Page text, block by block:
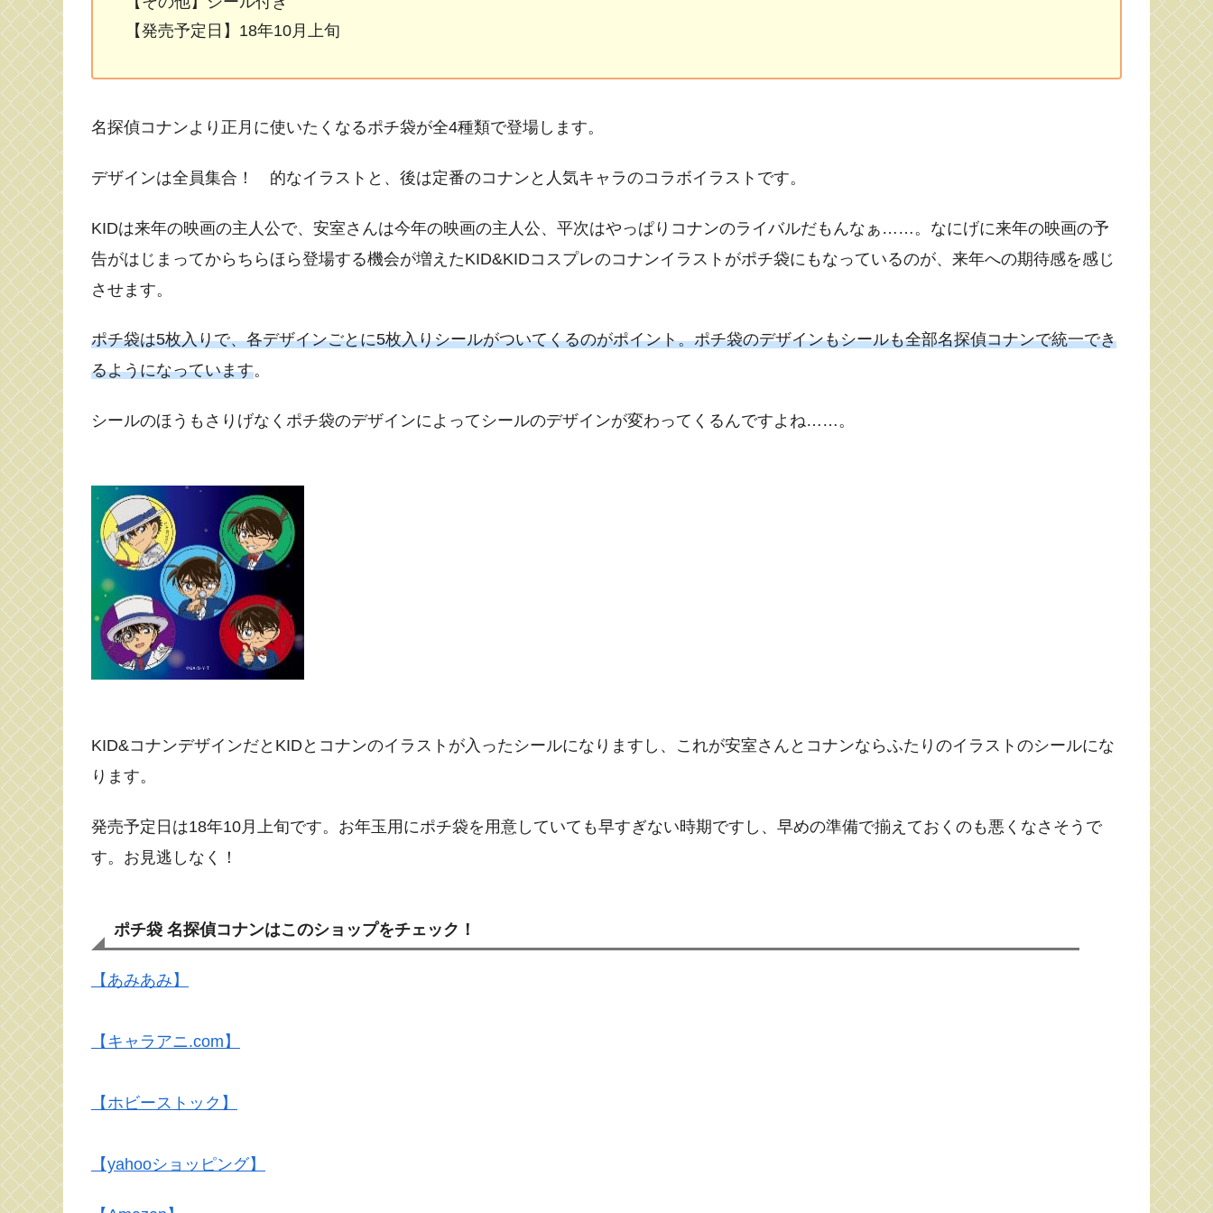
【発売予定日】18年10月上旬
名探偵コナンより正月に使いたくなるポチ袋が全4種類で登場します。
デザインは全員集合！ 的なイラストと、後は定番のコナンと人気キャラのコラボイラストです。
KIDは来年の映画の主人公で、安室さんは今年の映画の主人公、平次はやっぱりコナンのライバルだもんなぁ……。なにげに来年の映画の予
告がはじまってからちらほら登場する機会が増えたKID&KIDコスプレのコナンイラストがポチ袋にもなっているのが、来年への期待感を感じ
させます。
ポチ袋は5枚入りで、各デザインごとに5枚入りシールがついてくるのがポイント。ポチ袋のデザインもシールも全部名探偵コナンで統一でき
るようになっています。
シールのほうもさりげなくポチ袋のデザインによってシールのデザインが変わってくるんですよね……。
KID&コナンデザインだとKIDとコナンのイラストが入ったシールになりますし、これが安室さんとコナンならふたりのイラストのシールにな
ります。
発売予定日は18年10月上旬です。お年玉用にポチ袋を用意していても早すぎない時期ですし、早めの準備で揃えておくのも悪くなさそうで
す。お見逃しなく！
ポチ袋 名探偵コナンはこのショップをチェック！
【あみあみ】
【キャラアニ.com】
【ホビーストック】
【yahooショッピング】